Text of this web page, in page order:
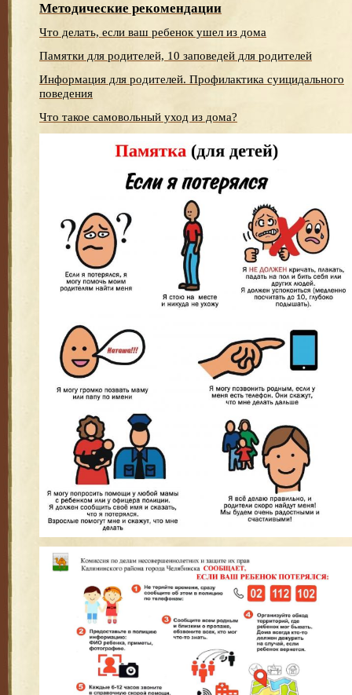
Методические рекомендации
Что делать, если ваш ребенок ушел из дома
Памятки для родителей, 10 заповедей для родителей
Информация для родителей. Профилактика суицидального
поведения
Что такое самовольный уход из дома?